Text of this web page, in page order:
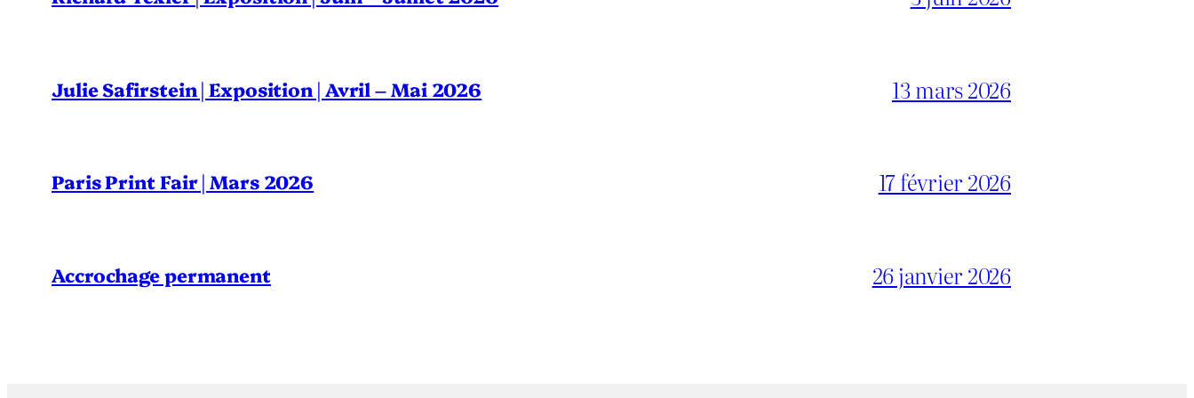
Julie Safirstein | Exposition | Avril – Mai 2026 13 mars 2026
Paris Print Fair | Mars 2026 17 février 2026
Accrochage permanent 26 janvier 2026